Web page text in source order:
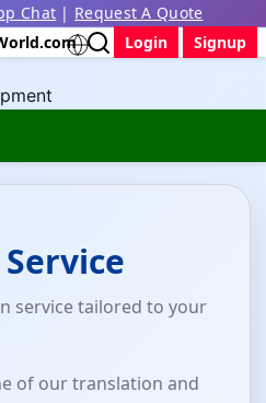
Chat | Request A Quote
Login Signup
service tailored to your
of our translation and